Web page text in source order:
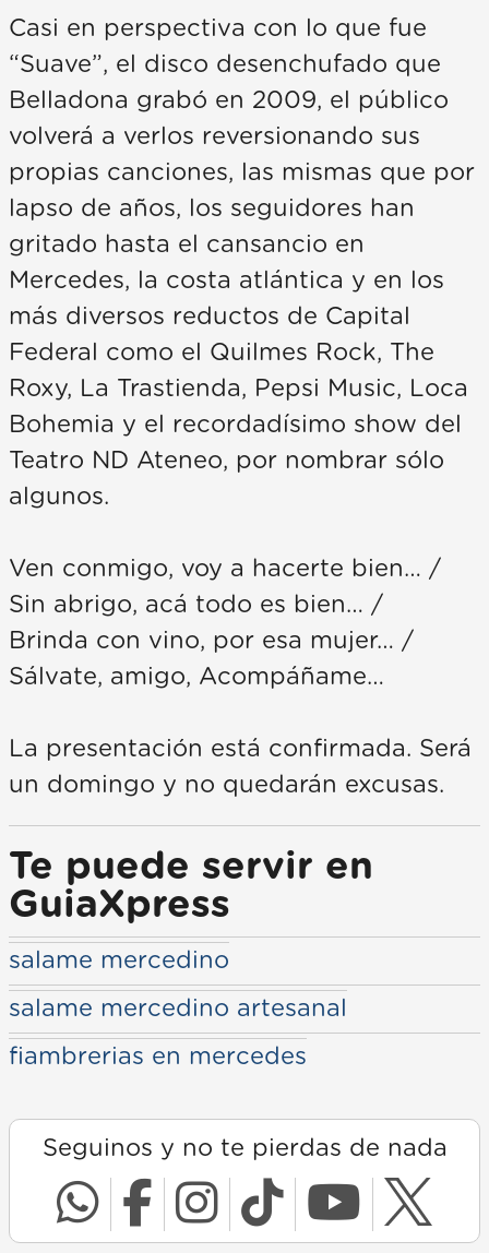
Casi en perspectiva con lo que fue
“Suave”, el disco desenchufado que
Belladona grabó en 2009, el público
volverá a verlos reversionando sus
propias canciones, las mismas que por
lapso de años, los seguidores han
gritado hasta el cansancio en
Mercedes, la costa atlántica y en los
más diversos reductos de Capital
Federal como el Quilmes Rock, The
Roxy, La Trastienda, Pepsi Music, Loca
Bohemia y el recordadísimo show del
Teatro ND Ateneo, por nombrar sólo
algunos.
Ven conmigo, voy a hacerte bien… /
Sin abrigo, acá todo es bien… /
Brinda con vino, por esa mujer… /
Sálvate, amigo, Acompáñame…
La presentación está confirmada. Será
un domingo y no quedarán excusas.
Te puede servir en
GuiaXpress
salame mercedino
salame mercedino artesanal
fiambrerias en mercedes
Seguinos y no te pierdas de nada